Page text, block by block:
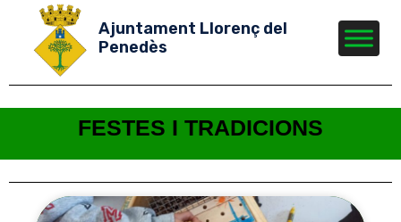
Ajuntament Llorenç del
Penedès
FESTES I TRADICIONS